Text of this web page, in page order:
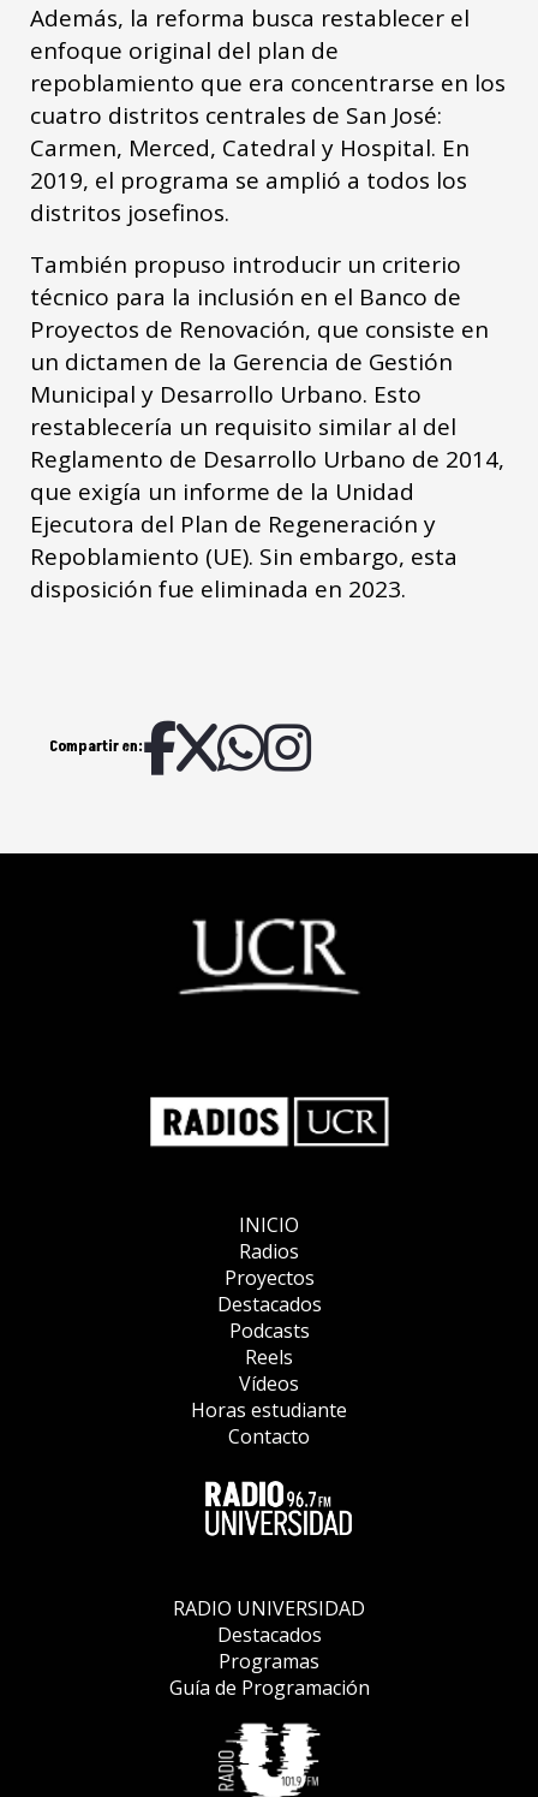
Además, la reforma busca restablecer el
enfoque original del plan de
repoblamiento que era concentrarse en los
cuatro distritos centrales de San José:
Carmen, Merced, Catedral y Hospital. En
2019, el programa se amplió a todos los
distritos josefinos.
También propuso introducir un criterio
técnico para la inclusión en el Banco de
Proyectos de Renovación, que consiste en
un dictamen de la Gerencia de Gestión
Municipal y Desarrollo Urbano. Esto
restablecería un requisito similar al del
Reglamento de Desarrollo Urbano de 2014,
que exigía un informe de la Unidad
Ejecutora del Plan de Regeneración y
Repoblamiento (UE). Sin embargo, esta
disposición fue eliminada en 2023.
Compartir en:
INICIO
Radios
Proyectos
Destacados
Podcasts
Reels
Vídeos
Horas estudiante
Contacto
RADIO UNIVERSIDAD
Destacados
Programas
Guía de Programación